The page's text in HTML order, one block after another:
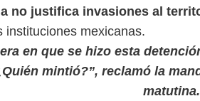
no justifica invasiones al
instituciones mexicanas.
en que se hizo esta
mintió?”, reclamó la
matutina.